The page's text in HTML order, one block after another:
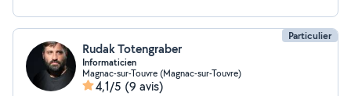
Particulier
Rudak Totengraber
Informaticien
Magnac-sur-Touvre (Magnac-sur-Touvre)
4,1/5 (9 avis)